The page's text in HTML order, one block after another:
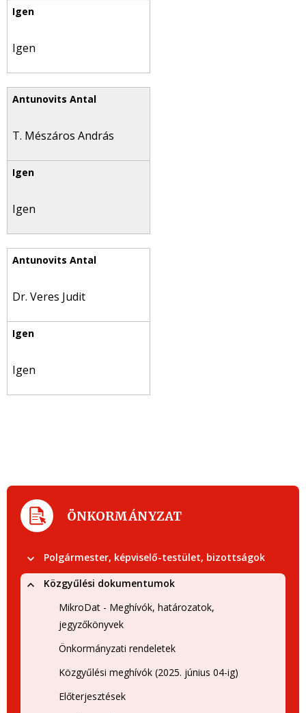
Igen
T. Mészáros András
Igen
Dr. Veres Judit
Igen
ÖNKORMÁNYZAT
Polgármester, képviselő-testület, bizottságok
Közgyűlési dokumentumok
MikroDat - Meghívók, határozatok,
jegyzőkönyvek
Önkormányzati rendeletek
Közgyűlési meghívók (2025. június 04-ig)
Előterjesztések